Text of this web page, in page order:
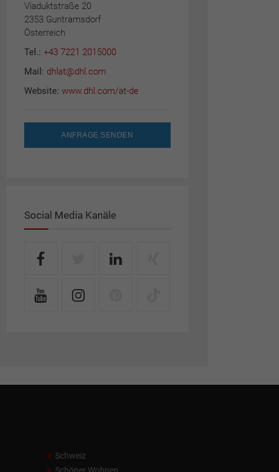
Viaduktstraße 20
2353 Guntramsdorf
Österreich
Tel.: +43 7221 2015000
Mail: dhlat@dhl.com
Website: www.dhl.com/at-de
ANFRAGE SENDEN
Social Media Kanäle
Schweiz